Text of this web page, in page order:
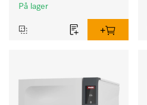
instrumentkapasitet.
På lager